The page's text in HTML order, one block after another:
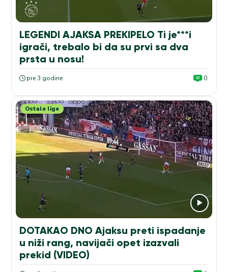
LEGENDI AJAKSA PREKIPELO Ti je***i
igrači, trebalo bi da su prvi sa dva
prsta u nosu!
pre 3 godine 0
Ostale lige
DOTAKAO DNO Ajaksu preti ispadanje
u niži rang, navijači opet izazvali
prekid (VIDEO)